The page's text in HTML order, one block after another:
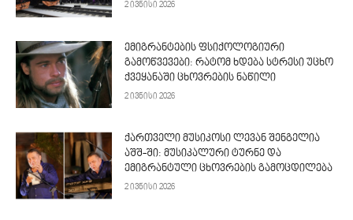
2 ივნისი 2026
ემიგრანტების ფსიქოლოგიური
გამოწვევები: რატომ ხდება სტრესი უცხო
ქვეყანაში ცხოვრების ნაწილი
2 ივნისი 2026
ქართველი მუსიკოსი ლევან შენგელია
აშშ-ში: მუსიკალური ტურნე და
ემიგრანტული ცხოვრების გამოცდილება
2 ივნისი 2026